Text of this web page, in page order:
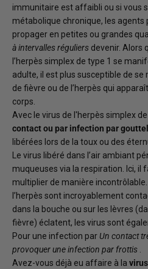
immunitaire est affaibli ou si vous
métabolique chronique, les agents
propager en petites ou grandes
à intervalles réguliers devenir. Alors
l’herpès simplex de type 1 se
adulte, il est plus susceptible de
de fièvre ou de l’herpès qui
corps.
Avec le virus de l'herpès simplex
contact ou par infection par
libérées lors de la toux ou des
Le virus libéré dans l’air ambiant
muqueuses via la respiration. Ici, il
multiplier de manière incontrôlable.
l’herpès sont incroyablement
dans la bouche ou sur les lèvres
fièvre) éclatent, les virus sont
Pour une infection par Un contact
provoquer une infection par frottis .
Avez-vous déjà eu affaire à la